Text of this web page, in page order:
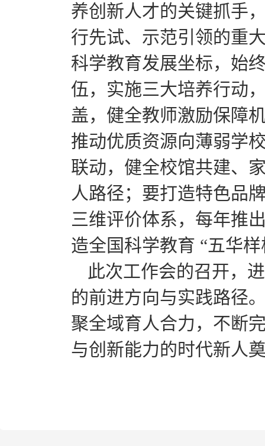
养创新人才的关键抓手
行先试、示范引领的重
科学教育发展坐标，始
伍，实施三大培养行动
盖，健全教师激励保障
推动优质资源向薄弱学
联动，健全校馆共建、
人路径；要打造特色品
三维评价体系，每年推
造全国科学教育 “五华样
此次工作会的召开，
的前进方向与实践路径
聚全域育人合力，不断
与创新能力的时代新人